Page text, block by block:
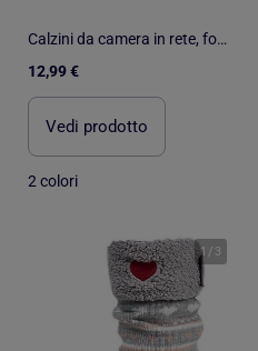
Calzini da camera in rete, foderato in sherpa, antiscivolo donna Isotoner
12,99 €
Vedi prodotto
2 colori
1 / 3